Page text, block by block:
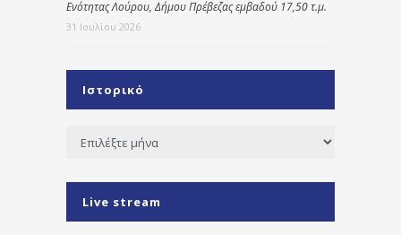
Ενότητας Λούρου, Δήμου Πρέβεζας εμβαδού 17,50 τ.μ.
31 Ιουλίου 2026
Ιστορικό
Ιστορικό
Live stream